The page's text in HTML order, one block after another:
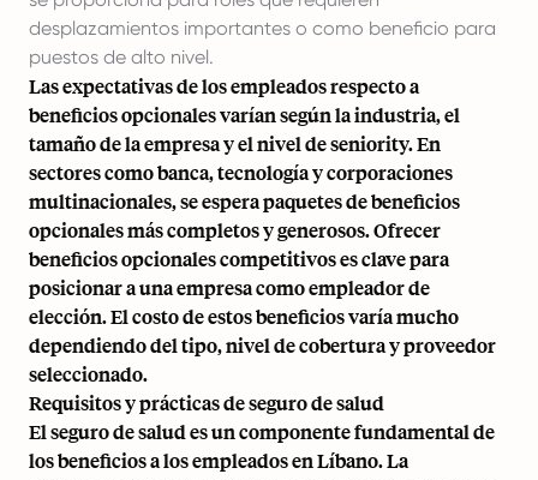
desplazamientos importantes o como beneficio para
puestos de alto nivel.
Las expectativas de los empleados respecto a
beneficios opcionales varían según la industria, el
tamaño de la empresa y el nivel de seniority. En
sectores como banca, tecnología y corporaciones
multinacionales, se espera paquetes de beneficios
opcionales más completos y generosos. Ofrecer
beneficios opcionales competitivos es clave para
posicionar a una empresa como empleador de
elección. El costo de estos beneficios varía mucho
dependiendo del tipo, nivel de cobertura y proveedor
seleccionado.
Requisitos y prácticas de seguro de salud
El seguro de salud es un componente fundamental de
los beneficios a los empleados en Líbano. La